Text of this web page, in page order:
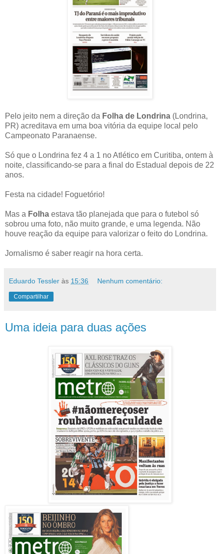
Pelo jeito nem a direção da Folha de Londrina (Londrina,
PR) acreditava em uma boa vitória da equipe local pelo
Campeonato Paranaense.
Só que o Londrina fez 4 a 1 no Atlético em Curitiba, ontem à
noite, classificando-se para a final do Estadual depois de 22
anos.
Festa na cidade! Foguetório!
Mas a Folha estava tão planejada que para o futebol só
sobrou uma foto, não muito grande, e uma legenda. Não
houve reação da equipe para valorizar o feito do Londrina.
Jornalismo é saber reagir na hora certa.
Eduardo Tessler às 15:36 Nenhum comentário:
Compartilhar
Uma ideia para duas ações